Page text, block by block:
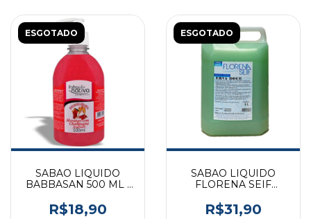
ESGOTADO
SABAO LIQUIDO
BABBASAN 500 ML -
CHAMPANHE
R$18,90
ESGOTADO
SABAO LIQUIDO
FLORENA SEIF
- ERVA DOCE
R$31,90